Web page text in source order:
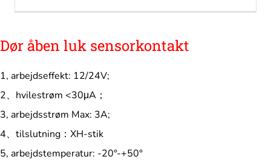
Dør åben luk sensorkontakt
1, arbejdseffekt: 12/24V;
2、hvilestrøm <30μA；
3, arbejdsstrøm Max: 3A;
4、tilslutning：XH-stik
5, arbejdstemperatur: -20°-+50°